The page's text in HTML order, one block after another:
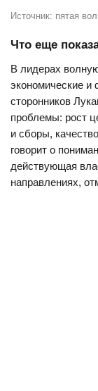
Источник: пятая
Что еще
В лидерах
экономические
сторонников
проблемы: рост
и сборы,
говорит о
действующая
направлениях,